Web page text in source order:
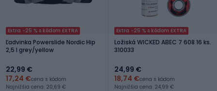
Extra -25 % s kódom EXTRA
Ľadvinka Powerslide Nordic Hip
2,5 l grey/yellow
22,99 €
17,24 €cena s kódom
Najnižšia cena: 20,69 €
Extra -25 % s kódom EXTRA
Ložiská WICKED ABEC 7 608 16 ks.
310033
24,99 €
18,74 €cena s kódom
Najnižšia cena: 24,99 €